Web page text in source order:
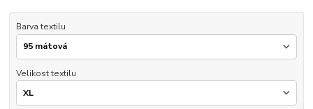
Barva textilu
Velikost textilu